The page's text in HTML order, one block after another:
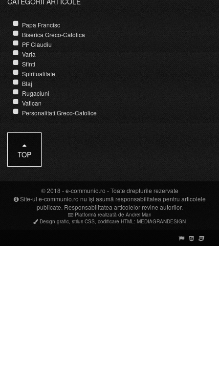
Papa Francisc
Biserica Greco-Catolica
PF Claudiu
Varia
Sfinti
Spiritualitate
Blaj
Rugaciuni
Vatican
Personalitati Greco-Catolice
TOP
© 2018 -e-communio.ro - Toate drepturile rezervate
Site-ul e-communio.ro nu își asumă responsabilitatea pentru articolele
publicate. Responsabilitatea articolelor revine autorilor.
Platformă realizată de Andrei Man
Design grafic stiluri CSS codificare HTML : MEDIAGRANDESIGN